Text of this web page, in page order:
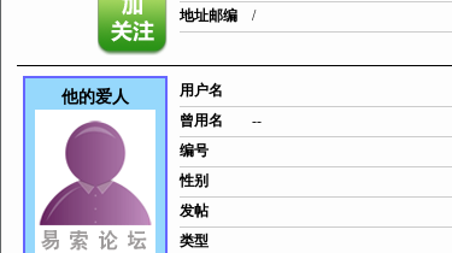
地址邮编
/
他的爱人 用户名
曾用名
--
编号
性别
发帖
类型